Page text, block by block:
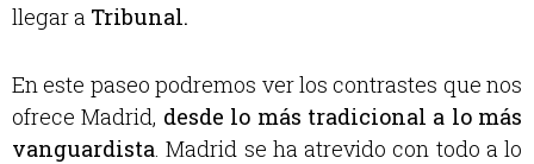
llegar a Tribunal.
En este paseo podremos ver los contrastes que nos
ofrece Madrid, desde lo más tradicional a lo más
vanguardista . Madrid se ha atrevido con todo a lo